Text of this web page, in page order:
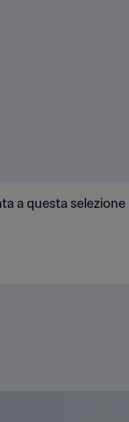
a questa selezione